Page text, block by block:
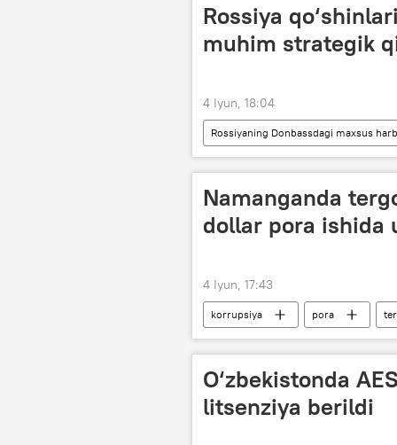
Rossiya
muhim strategik
4 Iyun, 18:04
Rossiyaning Donbassdagi maxsus
Rossiya Mudofaa vazirligi
Namanganda
dollar pora ishida
4 Iyun, 17:43
korrupsiya pora
Jinoyat kodeksi
Namangan
O‘zbekistonda
litsenziya berildi